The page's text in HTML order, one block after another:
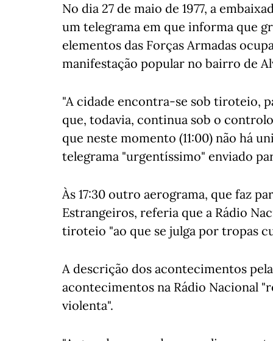
No dia 27 de maio de 1977, a
um telegrama em que informa que
elementos das Forças Armadas
manifestação popular no bairro de
"A cidade encontra-se sob tiroteio,
que, todavia, continua sob o
que neste momento (11:00) não há
telegrama "urgentíssimo" enviado
Às 17:30 outro aerograma, que faz
Estrangeiros, referia que a Rádio
tiroteio "ao que se julga por tropas
A descrição dos acontecimentos
acontecimentos na Rádio Nacional
violenta".